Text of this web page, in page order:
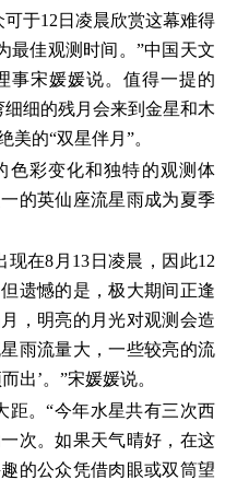
于12日凌晨欣赏这幕难得
最佳观测时间。”中国天文
事宋媛媛说。值得一提的
细的残月会来到金星和木
的“双星伴月”。
色彩变化和独特的观测体
的英仙座流星雨成为夏季
在8月13日凌晨，因此12
遗憾的是，极大期间正逢
，明亮的月光对观测会造
雨流量大，一些较亮的流
出’。”宋媛媛说。
距。“今年水星共有三次西
次。如果天气晴好，在这
的公众凭借肉眼或双筒望